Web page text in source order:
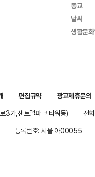
종교
날씨
생활문
편집규약
광고제휴문의
3가,센트럴파크 타워동)
전
등록번호: 서울 아00055